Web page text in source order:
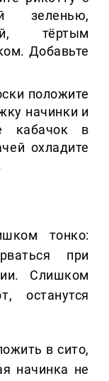
зеленью,
тёртым
Добавьте
положите
начинки и
кабачок в
охладите
тонко:
при
Слишком
останутся
в сито,
начинка не